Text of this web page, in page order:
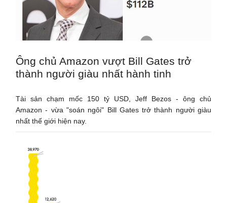
Ông chủ Amazon vượt Bill Gates trở
thành người giàu nhất hành tinh
Tài sản chạm mốc 150 tỷ USD, Jeff Bezos - ông chủ
Amazon - vừa "soán ngôi" Bill Gates trở thành người giàu
nhất thế giới hiện nay.